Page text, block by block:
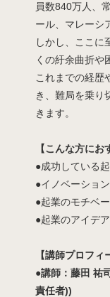
員数840万人、
ール、マレーシ
しかし、ここに
くの紆余曲折や
これまでの経歴
き、難局を乗り
きます。
【こんな方にお
●成功している
●イノベーショ
●起業のモチベ
●起業のアイデ
【講師プロフィ
●講師：藤田 祐
責任者))